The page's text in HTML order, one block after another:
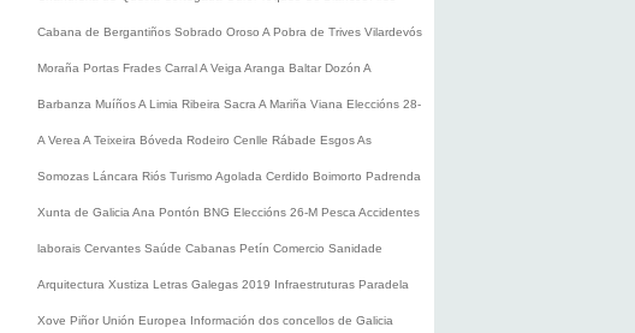
Cabana de Bergantiños Sobrado Oroso A Pobra de Trives Vilardevós
Moraña Portas Frades CarralA Veiga Aranga Baltar Dozón A
Barbanza MuíñosA Limia Ribeira Sacra A Mariña Viana Eleccións 28-
A Verea A Teixeira Bóveda Rodeiro Cenlle Rábade EsgosAs
Somozas Láncara Riós Turismo Agolada Cerdido Boimorto Padrenda
Xunta de Galicia Ana Pontón BNG Eleccións 26-M Pesca Accidentes
laborais Cervantes Saúde Cabanas Petín Comercio Sanidade
Arquitectura Xustiza Letras Galegas 2019 Infraestruturas Paradela
Xove Piñor Unión Europea Información dos concellos de Galicia